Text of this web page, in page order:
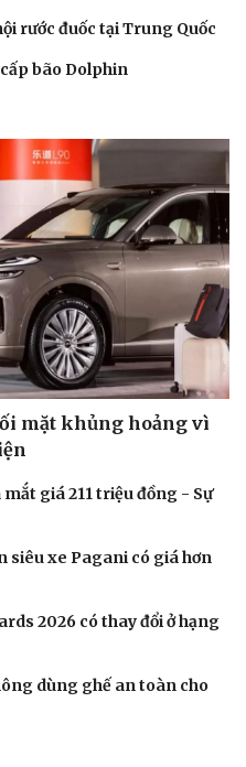
rước đuốc tại Trung Quốc
bão Dolphin
mặt khủng hoảng vì
giá 211 triệu đồng - Sự
siêu xe Pagani có giá hơn
2026 có thay đổi ở hạng
dùng ghế an toàn cho